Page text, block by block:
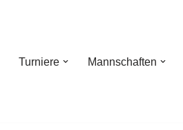
Turniere Mannschaften